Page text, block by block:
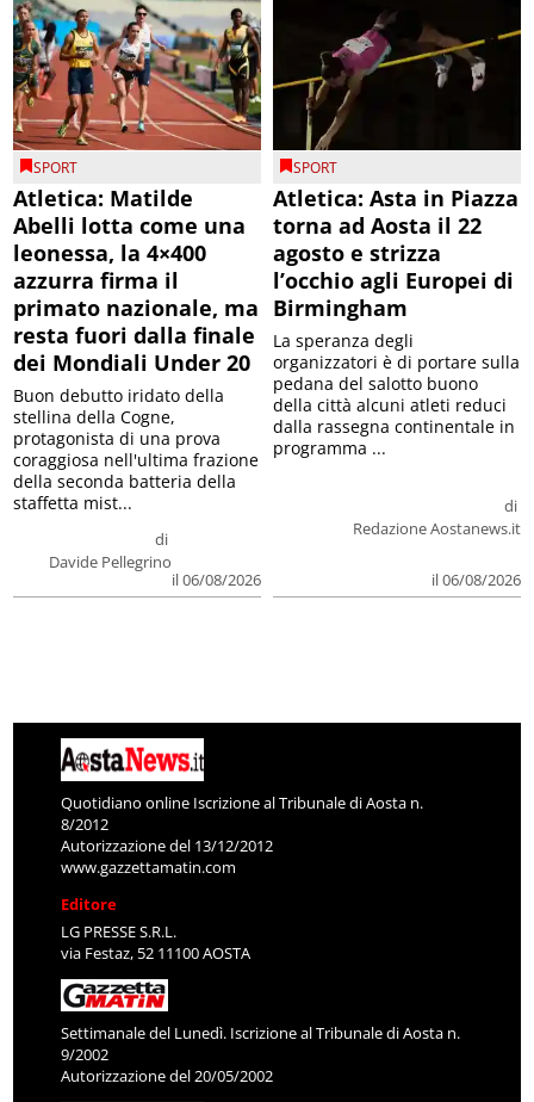
SPORT
Atletica: Matilde
Abelli lotta come una
leonessa, la 4×400
azzurra firma il
primato nazionale, ma
resta fuori dalla finale
dei Mondiali Under 20
di
Davide Pellegrino
il 06/08/2026
Buon debutto iridato della
stellina della Cogne,
protagonista di una prova
coraggiosa nell'ultima frazione
della seconda batteria della
staffetta mist...
SPORT
Atletica: Asta in Piazza
torna ad Aosta il 22
agosto e strizza
l’occhio agli Europei di
Birmingham
di
Redazione Aostanews.it
il 06/08/2026
La speranza degli
organizzatori è di portare sulla
pedana del salotto buono
della città alcuni atleti reduci
dalla rassegna continentale in
programma ...
Quotidiano online Iscrizione al Tribunale di Aosta n.
8/2012
Autorizzazione del 13/12/2012
www.gazzettamatin.com
Editore
LG PRESSE S.R.L.
via Festaz, 52 11100 AOSTA
Settimanale del Lunedì. Iscrizione al Tribunale di Aosta n.
9/2002
Autorizzazione del 20/05/2002